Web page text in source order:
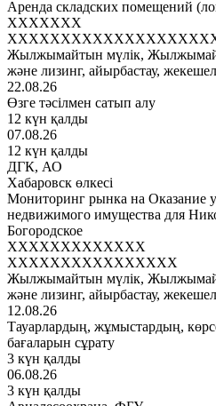
Аренда складских помещений
XXXXXXX
Жылжымайтын мүлік,
және лизинг, айырбастау,
22.08.26
Өзге тәсілмен сатып алу
12 күн қалды
07.08.26
12 күн қалды
ДГК, АО
Хабаровск өлкесі
Мониторинг рынка на Оказание
недвижимого имущества для
Богородское
XXXXXXXXXXXXX
XXXXXXXXXXXXXXXX
Жылжымайтын мүлік,
және лизинг, айырбастау,
12.08.26
Тауарлардың, жұмыстардың,
бағаларын сұрату
3 күн қалды
06.08.26
3 күн қалды